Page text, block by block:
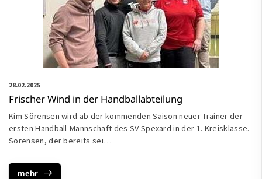
28.02.2025
Frischer Wind in der Handballabteilung
Kim Sörensen wird ab der kommenden Saison neuer Trainer der
ersten Handball-Mannschaft des SV Spexard in der 1. Kreisklasse.
Sörensen, der bereits sei…
mehr